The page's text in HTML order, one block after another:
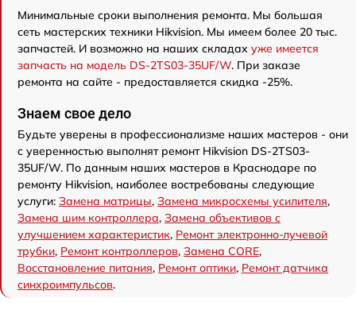
Минимальные сроки выполнения ремонта. Мы большая
сеть мастерских техники Hikvision. Мы имеем более 20 тыс.
запчастей. И возможно на наших складах уже имеется
запчасть на модель DS-2TS03-35UF/W. При заказе
ремонта на сайте - предоставляется скидка -25%.
Знаем свое дело
Будьте уверены в профессионализме наших мастеров - они
с уверенностью выполнят ремонт Hikvision DS-2TS03-
35UF/W. По данным наших мастеров в Краснодаре по
ремонту Hikvision, наиболее востребованы следующие
услуги: Замена матрицы, Замена микросхемы усилителя,
Замена шим контроллера, Замена объективов с
улучшением характеристик, Ремонт электронно-лучевой
трубки, Ремонт контроллеров, Замена CORE,
Восстановление питания, Ремонт оптики, Ремонт датчика
синхроимпульсов.